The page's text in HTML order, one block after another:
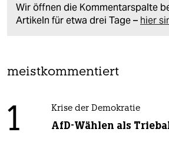
Wir öffnen die Kommentarspalte
Artikeln für etwa drei Tage – hier
meistkommentiert
1 Krise der Demokratie
AfD-Wählen als